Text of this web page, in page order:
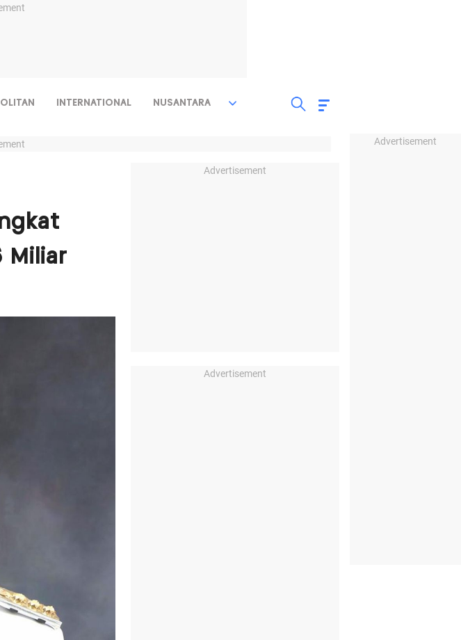
Advertisement
INTERNATIONAL NUSANTARA
Miliar
Advertisement
Advertisement